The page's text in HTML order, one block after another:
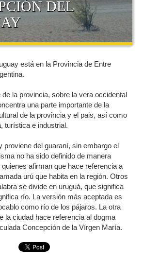
DEL
está en la Provincia de Entre
de la provincia, sobre la vera occidental
una parte importante de la
de la provincia y el pais, así como
turística e industrial.
proviene del guaraní, sin embargo el
no ha sido definido de manera
afirman que hace referencia a
urú que habita en la región. Otros
se divide en uruguá, que significa
río. La versión más aceptada es
como río de los pájaros. La otra
la ciudad hace referencia al dogma
Concepción de la Vírgen María.